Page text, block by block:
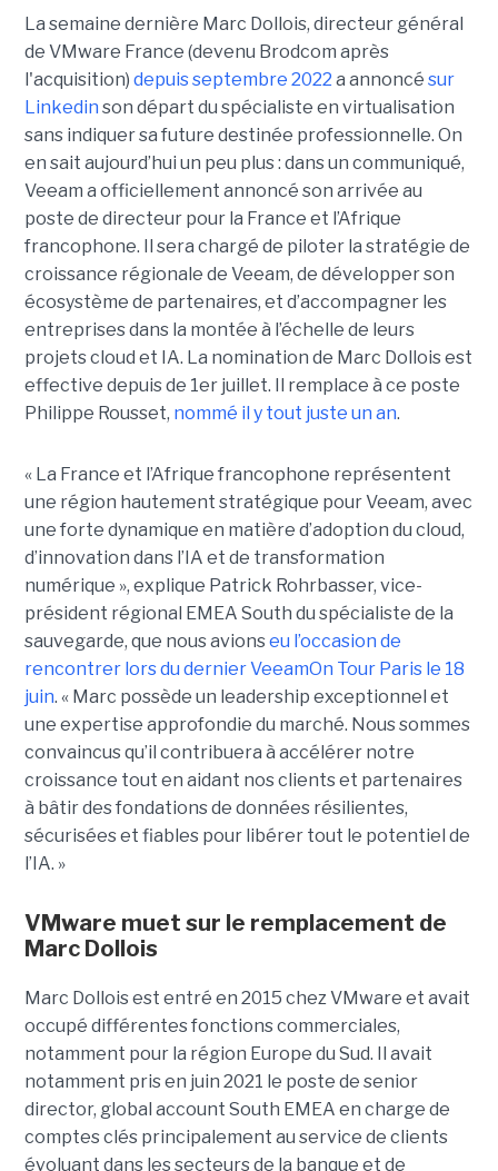
La semaine dernière Marc Dollois, directeur général
de VMware France (devenu Brodcom après
l'acquisition) depuis septembre 2022 a annoncé sur
Linkedin son départ du spécialiste en virtualisation
sans indiquer sa future destinée professionnelle. On
en sait aujourd’hui un peu plus : dans un communiqué,
Veeam a officiellement annoncé son arrivée au
poste de directeur pour la France et l’Afrique
francophone. Il sera chargé de piloter la stratégie de
croissance régionale de Veeam, de développer son
écosystème de partenaires, et d’accompagner les
entreprises dans la montée à l’échelle de leurs
projets cloud et IA. La nomination de Marc Dollois est
effective depuis de 1er juillet. Il remplace à ce poste
Philippe Rousset, nommé il y tout juste un an.
« La France et l’Afrique francophone représentent
une région hautement stratégique pour Veeam, avec
une forte dynamique en matière d’adoption du cloud,
d’innovation dans l’IA et de transformation
numérique », explique Patrick Rohrbasser, vice-
président régional EMEA South du spécialiste de la
sauvegarde, que nous avionseu l’occasion de
rencontrer lors du dernier VeeamOn Tour Paris le 18
juin. « Marc possède un leadership exceptionnel et
une expertise approfondie du marché. Nous sommes
convaincus qu’il contribuera à accélérer notre
croissance tout en aidant nos clients et partenaires
à bâtir des fondations de données résilientes,
sécurisées et fiables pour libérer tout le potentiel de
l’IA. »
VMware muet sur le remplacement de
Marc Dollois
Marc Dollois est entré en 2015 chez VMware et avait
occupé différentes fonctions commerciales,
notamment pour la région Europe du Sud. Il avait
notamment pris en juin 2021 le poste de senior
director, global account South EMEA en charge de
comptes clés principalement au service de clients
évoluant dans les secteurs de la banque et de